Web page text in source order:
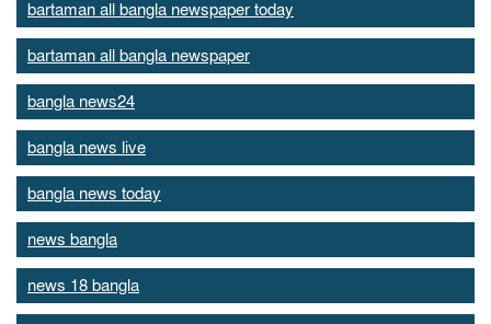
bartaman all bangla newspaper today
bartaman all bangla newspaper
bangla news24
bangla news live
bangla news today
news bangla
news 18 bangla